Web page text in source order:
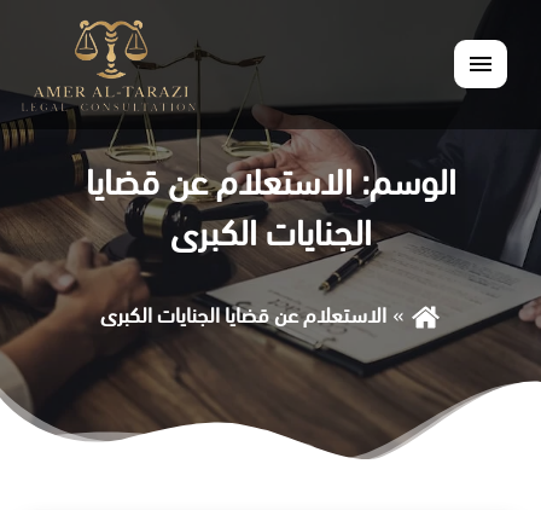
القائمة
الوسم:الاستعلام عن قضايا
الجنايات الكبرى
الاستعلام عن قضايا الجنايات الكبرى